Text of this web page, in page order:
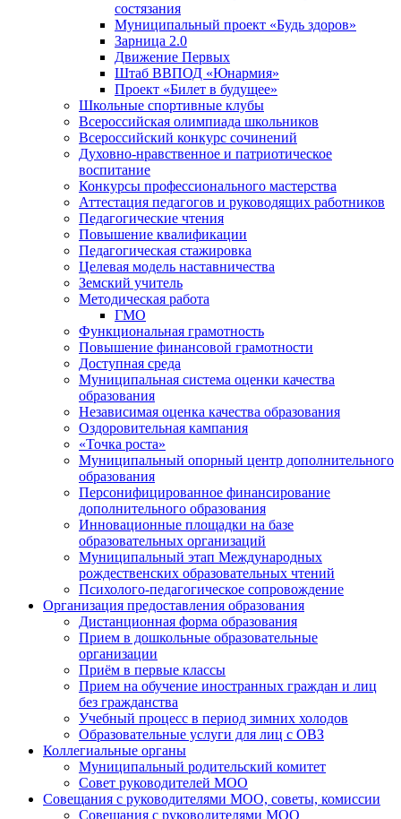
состязания
Муниципальный проект «Будь здоров»
Зарница 2.0
Движение Первых
Штаб ВВПОД «Юнармия»
Проект «Билет в будущее»
Школьные спортивные клубы
Всероссийская олимпиада школьников
Всероссийский конкурс сочинений
Духовно-нравственное и патриотическое
воспитание
Конкурсы профессионального мастерства
Аттестация педагогов и руководящих работников
Педагогические чтения
Повышение квалификации
Педагогическая стажировка
Целевая модель наставничества
Земский учитель
Методическая работа
ГМО
Функциональная грамотность
Повышение финансовой грамотности
Доступная среда
Муниципальная система оценки качества
образования
Независимая оценка качества образования
Оздоровительная кампания
«Точка роста»
Муниципальный опорный центр дополнительного
образования
Персонифицированное финансирование
дополнительного образования
Инновационные площадки на базе
образовательных организаций
Муниципальный этап Международных
рождественских образовательных чтений
Психолого-педагогическое сопровождение
Организация предоставления образования
Дистанционная форма образования
Прием в дошкольные образовательные
организации
Приём в первые классы
Прием на обучение иностранных граждан и лиц
без гражданства
Учебный процесс в период зимних холодов
Образовательные услуги для лиц с ОВЗ
Коллегиальные органы
Муниципальный родительский комитет
Совет руководителей МОО
Совещания с руководителями МОО, советы, комиссии
Совещания с руководителями МОО